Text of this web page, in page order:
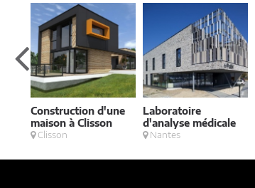
Construction d'une
maison à Clisson
Clisson
Laboratoire
d'analyse médicale
Nantes